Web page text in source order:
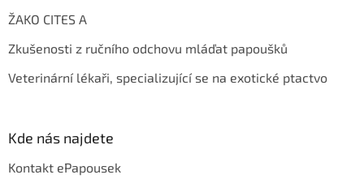
ŽAKO CITES A
Zkušenosti z ručního odchovu mláďat papoušků
Veterinární lékaři, specializující se na exotické ptactvo
Kde nás najdete
Kontakt ePapousek